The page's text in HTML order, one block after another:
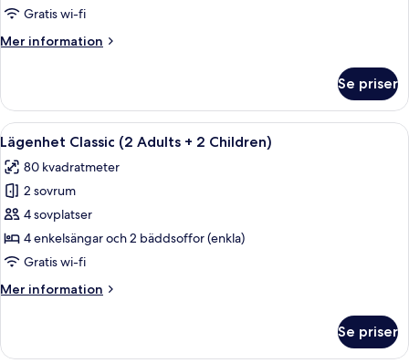
Gratis wi-fi
Mer information
Mer
Classic
Se priser
Öppna
alla
foton
för
Lägenhet
Classic
(2
+
En modern uteplats med ett vitt
8
Lägenhet Classic (2 Adults + 2 Children)
80 kvadratmeter
2 sovrum
4 sovplatser
4 enkelsängar och 2 bäddsoffor (enkla)
Gratis wi-fi
Mer information
Mer
Classic
Se priser